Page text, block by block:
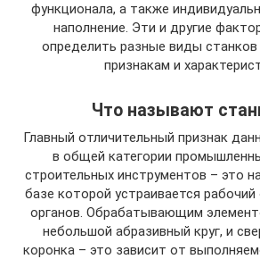
функционала, а также
наполнение. Эти и другие
определить разные виды
признакам и
Что называют
Главный отличительный признак
в общей категории
строительных инструментов – это
базе которой устраивается рабочий
органов. Обрабатывающим
небольшой абразивный круг, и
коронка – это зависит от